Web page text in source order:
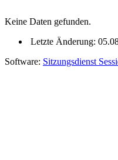
Keine Daten gefunden.
Letzte Änderung:
Software: Sitzungsdienst